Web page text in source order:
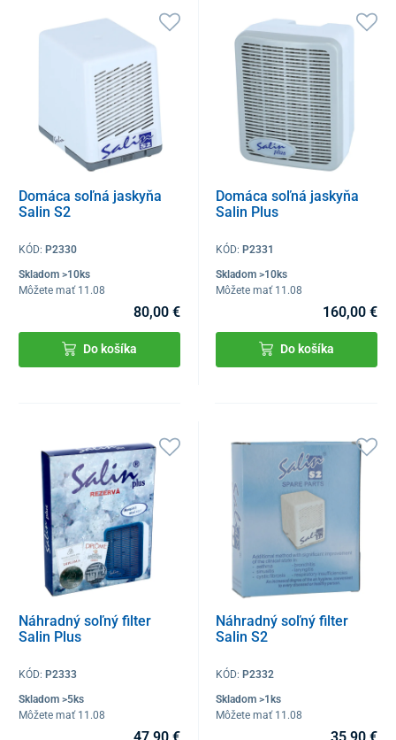
Domáca soľná jaskyňa
Salin S2
KÓD: P2330
Skladom >10ks
Môžete mať 11.08
80,00 €
Do košíka
Domáca soľná jaskyňa
Salin Plus
KÓD:P2331
Skladom >10ks
Môžete mať 11.08
160,00 €
Do košíka
Náhradný soľný filter
Salin Plus
KÓD: P2333
Skladom >5ks
Môžete mať 11.08
47,90 €
Náhradný soľný filter
Salin S2
KÓD:P2332
Skladom >1ks
Môžete mať 11.08
35,90 €